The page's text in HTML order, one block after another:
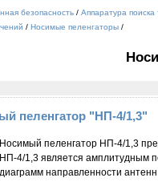
безопасность / Аппаратура поиска
/ Носимые пеленгаторы /
пеленгатор "НП-4/1,3"
Носимый пеленгатор НП-4/1,3
НП-4/1,3 является амплитудным
диаграмм направленности